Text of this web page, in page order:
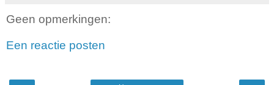
Geen opmerkingen:
Een reactie posten